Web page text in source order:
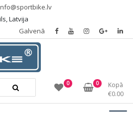
Latvija
Galvenā
0 0
Kopā
€0.00